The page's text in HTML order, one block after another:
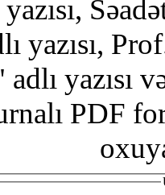
yazısı,
yazısı
PDF